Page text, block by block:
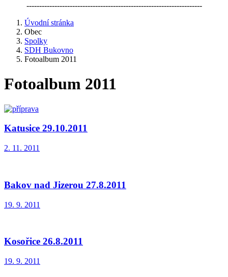
---------------------------------------------------------------------
Úvodní stránka
Obec
Spolky
SDH Bukovno
Fotoalbum 2011
Fotoalbum 2011
Katusice 29.10.2011
2. 11. 2011
Bakov nad Jizerou 27.8.2011
19. 9. 2011
Kosořice 26.8.2011
19. 9. 2011